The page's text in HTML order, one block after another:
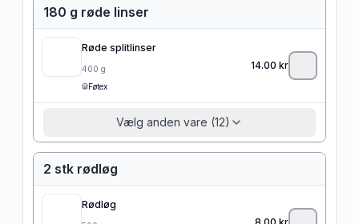
180 g røde linser
Røde splitlinser
400 g
Føtex
14.00 kr
Vælg anden vare (12)
2 stk rødløg
Rødløg